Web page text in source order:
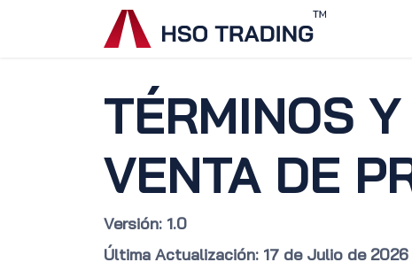
TÉRMINOS
VENTA DE
Versión: 1.0
Última Actualización: 17 de Julio de 2026